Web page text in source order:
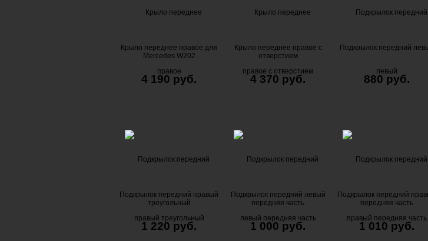
Крыло переднее правое для
Mercedes W202
4 190 руб.
Крыло переднее правое с
отверстием
4 370 руб.
Подкрылок передний
880 руб.
Подкрылок передний правый
треугольный
1 220 руб.
Подкрылок передний левый
передняя часть
1 000 руб.
Подкрылок передний
передняя часть
1 010 руб.